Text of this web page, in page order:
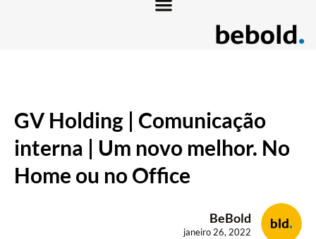
GV Holding | Comunicação
interna | Um novo melhor. No
Home ou no Office
BeBold
janeiro 26, 2022